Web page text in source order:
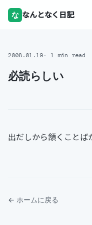
な なんとなく日記
2008.01.19 1 min read
必読らしい
出だしから頷くことば
← ホームに戻る